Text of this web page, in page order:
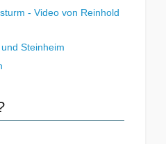
- Video von Reinhold
Steinheim